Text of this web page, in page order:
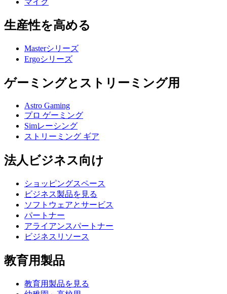
生産性を高める
Masterシリーズ
Ergoシリーズ
ゲーミングとストリーミング用
Astro Gaming
プロ ゲーミング
Simレーシング
ストリーミング ギア
法人ビジネス向け
ショッピングスペース
ビジネス製品を見る
ソフトウェアとサービス
パートナー
アライアンスパートナー
ビジネスリソース
教育用製品
教育用製品を見る